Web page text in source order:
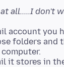
all.....I don't
account you
folders and
it stores in